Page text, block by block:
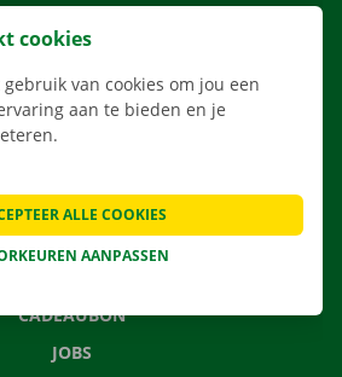
LOCATIES
APP
ONS
VRAGEN
CADEAUBON
JOBS
cookies
van cookies om jou een
aan te bieden en je
AANPASSEN
ALLE COOKIES